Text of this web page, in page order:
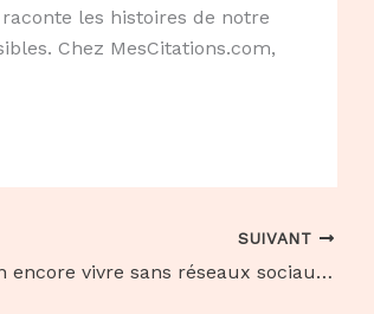
les histoires de notre
Chez MesCitations.com,
SUIVANT
Peut-on encore vivre sans réseaux sociaux en 2025 ?